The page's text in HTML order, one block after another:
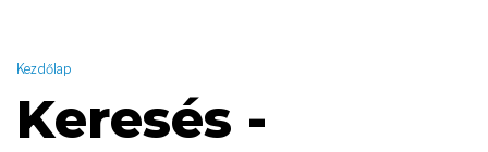
Kezdőlap
Keresés -